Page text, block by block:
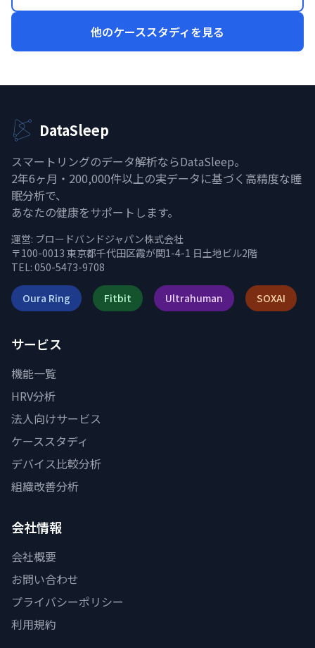
他のケーススタディを見る
DataSleep
スマートリングのデータ解析ならDataSleep。
2年6ヶ月・200,000件以上の実データに基づく高精度な睡
眠分析で、
あなたの健康をサポートします。
運営: ブロードバンドジャパン株式会社
〒100-0013 東京都千代田区霞が関1-4-1 日土地ビル2階
TEL: 050-5473-9708
Oura Ring Fitbit Ultrahuman SOXAI
サービス
機能一覧
HRV分析
法人向けサービス
ケーススタディ
デバイス比較分析
組織改善分析
会社情報
会社概要
お問い合わせ
プライバシーポリシー
利用規約